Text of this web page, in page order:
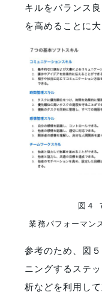
キルをバランス
を高めることに
図４
業務パフォーマン
参考のため、図
ニングするステ
析などを利用し